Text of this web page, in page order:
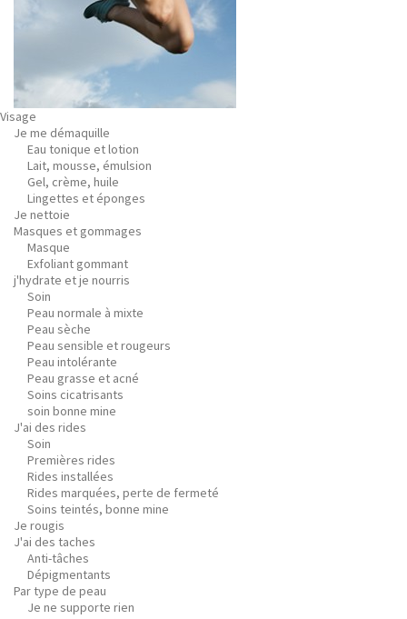
Visage
Je me démaquille
Eau tonique et lotion
Lait, mousse, émulsion
Gel, crème, huile
Lingettes et éponges
Je nettoie
Masques et gommages
Masque
Exfoliant gommant
j'hydrate et je nourris
Soin
Peau normale à mixte
Peau sèche
Peau sensible et rougeurs
Peau intolérante
Peau grasse et acné
Soins cicatrisants
soin bonne mine
J'ai des rides
Soin
Premières rides
Rides installées
Rides marquées, perte de fermeté
Soins teintés, bonne mine
Je rougis
J'ai des taches
Anti-tâches
Dépigmentants
Par type de peau
Je ne supporte rien